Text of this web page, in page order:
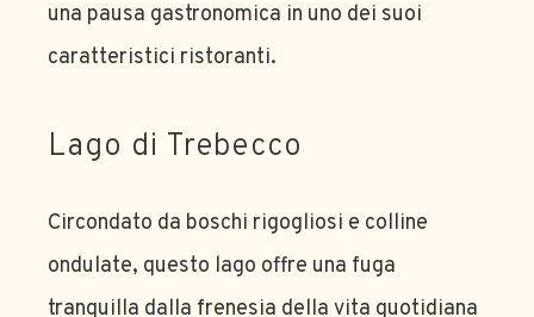
una pausa gastronomica in uno dei suoi
caratteristici ristoranti.
Lago di Trebecco
Circondato da boschi rigogliosi e colline
ondulate, questo lago offre una fuga
tranquilla dalla frenesia della vita quotidiana